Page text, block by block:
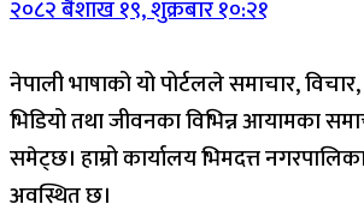
२०८२ बैशाख १९, शुक्रबार १०:२१
नेपाली भाषाको यो पोर्टलले समाचार,
भिडियो तथा जीवनका विभिन्न आयामका
समेट्छ। हाम्रो कार्यालय भिमदत्त
अवस्थित छ।